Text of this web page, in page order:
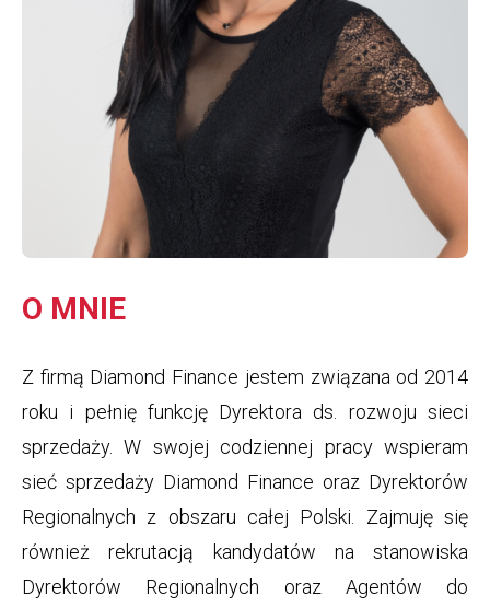
O MNIE
Z firmą Diamond Finance jestem związana od 2014
roku i pełnię funkcję Dyrektora ds. rozwoju sieci
sprzedaży. W swojej codziennej pracy wspieram
sieć sprzedaży Diamond Finance oraz Dyrektorów
Regionalnych z obszaru całej Polski. Zajmuję się
również rekrutacją kandydatów na stanowiska
Dyrektorów Regionalnych oraz Agentów do